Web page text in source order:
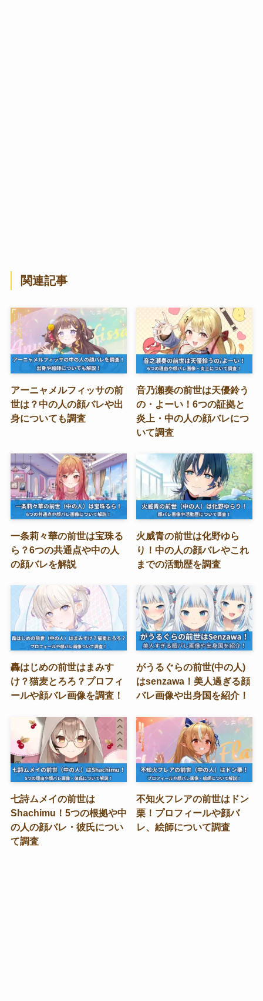
関連記事
アーニャメルフィッサの前
世は？中の人の顔バレや出
身についても調査
音乃瀬奏の前世は天優鈴う
の・よーい！6つの証拠と
炎上・中の人の顔バレにつ
いて調査
一条莉々華の前世は宝珠る
ら？6つの共通点や中の人
の顔バレを解説
火威青の前世は化野ゆら
り！中の人の顔バレやこれ
までの活動歴を調査
轟はじめの前世はまみす
け？猫麦とろろ？プロフィ
ールや顔バレ画像を調査！
がうるぐらの前世(中の人)
はsenzawa！美人過ぎる顔
バレ画像や出身国を紹介！
七詩ムメイの前世は
Shachimu！5つの根拠や中
の人の顔バレ・彼氏につい
て調査
不知火フレアの前世はドン
栗！プロフィールや顔バ
レ、絵師について調査